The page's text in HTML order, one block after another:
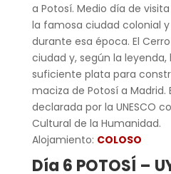
a Potosí. Medio día de
la famosa ciudad colonial
durante esa época. El
ciudad y, según la
suficiente plata para
maciza de Potosí a Madrid.
declarada por la UNESCO
Cultural de la Humanidad.
Alojamiento: COLOSO
Día 6 POTOSÍ –